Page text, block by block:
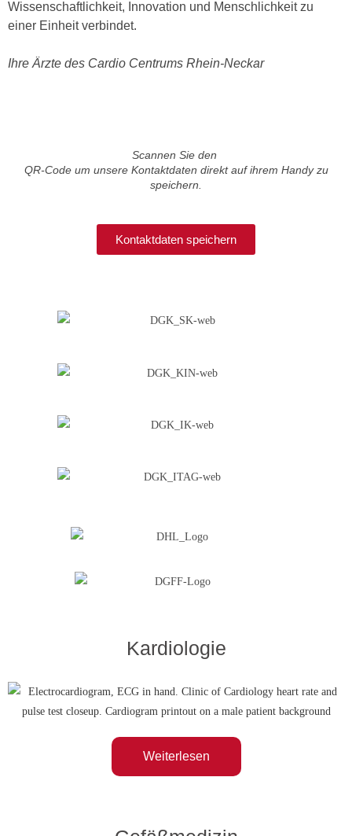
Wissenschaftlichkeit, Innovation und Menschlichkeit zu
einer Einheit verbindet.
Ihre Ärzte des Cardio Centrums Rhein-Neckar
Scannen Sie den
QR-Code um unsere Kontaktdaten direkt auf ihrem Handy zu
speichern.
Kontaktdaten speichern
Kardiologie
Weiterlesen